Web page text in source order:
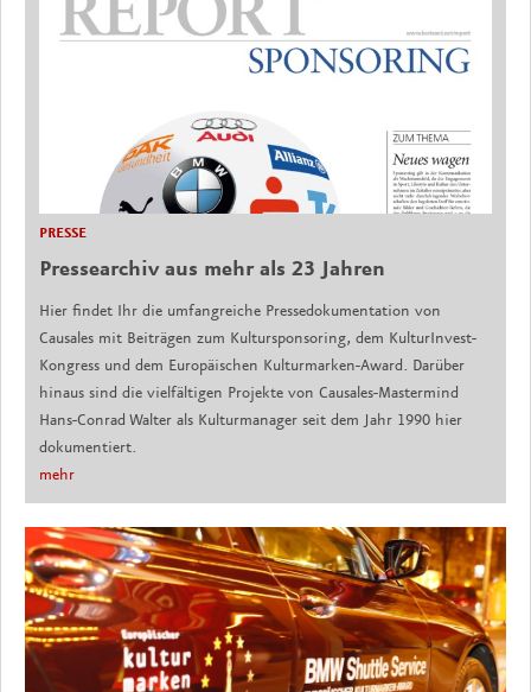
PRESSE
Pressearchiv aus mehr als 23 Jahren
Hier findet Ihr die umfangreiche Pressedokumentation von
Causales mit Beiträgen zum Kultursponsoring, dem KulturInvest-
Kongress und dem Europäischen Kulturmarken-Award. Darüber
hinaus sind die vielfältigen Projekte von Causales-Mastermind
Hans-Conrad Walter als Kulturmanager seit dem Jahr 1990 hier
dokumentiert.
mehr